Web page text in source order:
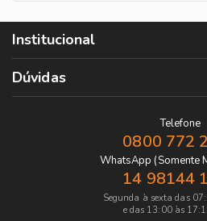
Institucional
Dúvidas
Telefone
0800 772
WhatsApp (Somente
14 98144
Segunda à sexta das
e das 13:00 às